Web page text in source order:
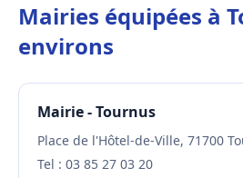
Mairies équipées à
environs
Mairie - Tournus
Place de l'Hôtel-de-Ville, 71700
Tel : 03 85 27 03 20